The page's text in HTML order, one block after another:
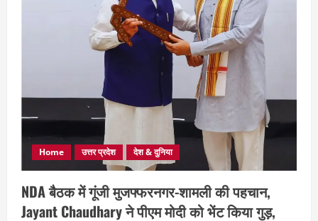
Home उत्तर प्रदेश देश & दुनिया
NDA बैठक में गूंजी मुजफ्फरनगर-शामली की पहचान,
Jayant Chaudhary ने पीएम मोदी को भेंट किया गुड़,